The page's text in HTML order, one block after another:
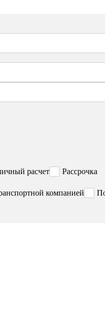
расчет
Рассрочка
компанией